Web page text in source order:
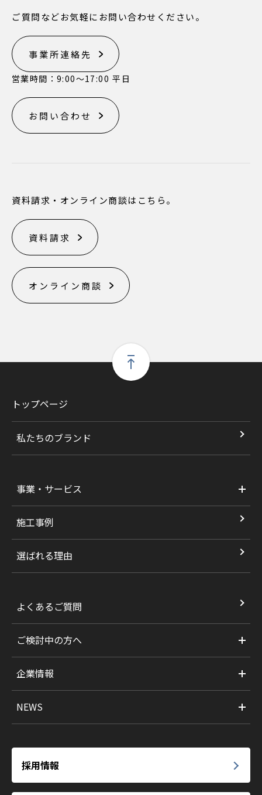
ご質問などお気軽にお問い合わせください。
事業所連絡先
営業時間：9:00〜17:00 平日
お問い合わせ
資料請求・オンライン商談はこちら。
資料請求
オンライン商談
トップページ
私たちのブランド
事業・サービス
施工事例
選ばれる理由
よくあるご質問
ご検討中の方へ
企業情報
NEWS
採用情報